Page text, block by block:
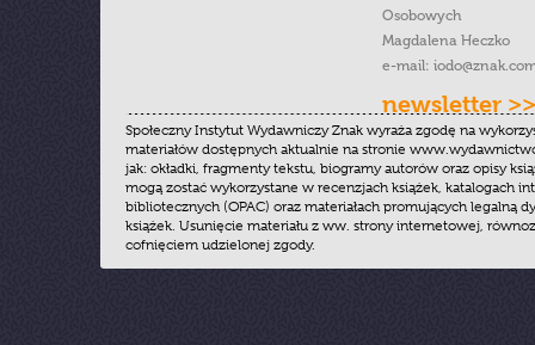
Osobowych
Magdalena Heczko
e-mail:
newsletter >>
Społeczny Instytut Wydawniczy Znak wyraża zgodę na
materiałów dostępnych aktualnie na stronie
jak: okładki, fragmenty tekstu, biogramy autorów oraz opisy
mogą zostać wykorzystane w recenzjach książek, katalogach
bibliotecznych (OPAC) oraz materiałach promujących legalną
książek. Usunięcie materiału z ww. strony internetowej,
cofnięciem udzielonej zgody.